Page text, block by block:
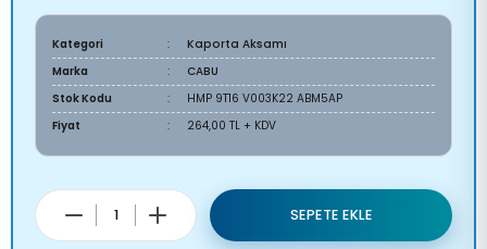
Kategori
Kaporta Aksamı
Marka
CABU
Stok Kodu
HMP 9T16 V003K22 ABM5AP
Fiyat
264,00 TL + KDV
SEPETE EKLE